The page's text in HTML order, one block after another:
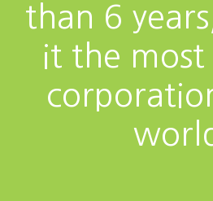
than 6
it the most